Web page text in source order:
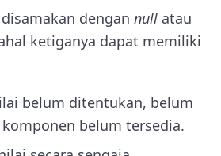
dengan null atau
ketiganya dapat memiliki
belum ditentukan, belum
belum tersedia.